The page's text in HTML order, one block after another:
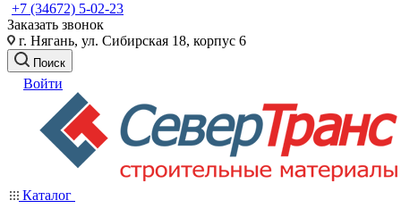
+7 (34672) 5-02-23
Заказать звонок
г. Нягань, ул. Сибирская 18, корпус 6
Поиск
Войти
Каталог